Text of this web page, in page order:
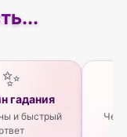
✨
гадания
и быстрый